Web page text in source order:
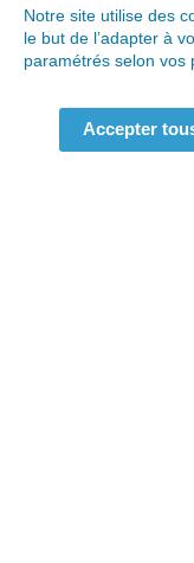
Notre site utilise des
le but de l’adapter à
paramétrés selon vos
Accepter